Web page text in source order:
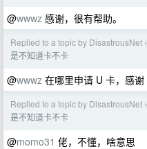
@wwwz 感谢，很有帮助。
Replied to a topic by DisastrousNet ›
是不知道卡不卡
@wwwz 在哪里申请 U 卡，感谢
Replied to a topic by DisastrousNet ›
是不知道卡不卡
@momo31 佬，不懂，啥意思